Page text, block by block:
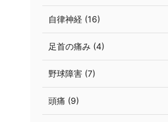
自律神経 (16)
足首の痛み (4)
野球障害 (7)
頭痛 (9)